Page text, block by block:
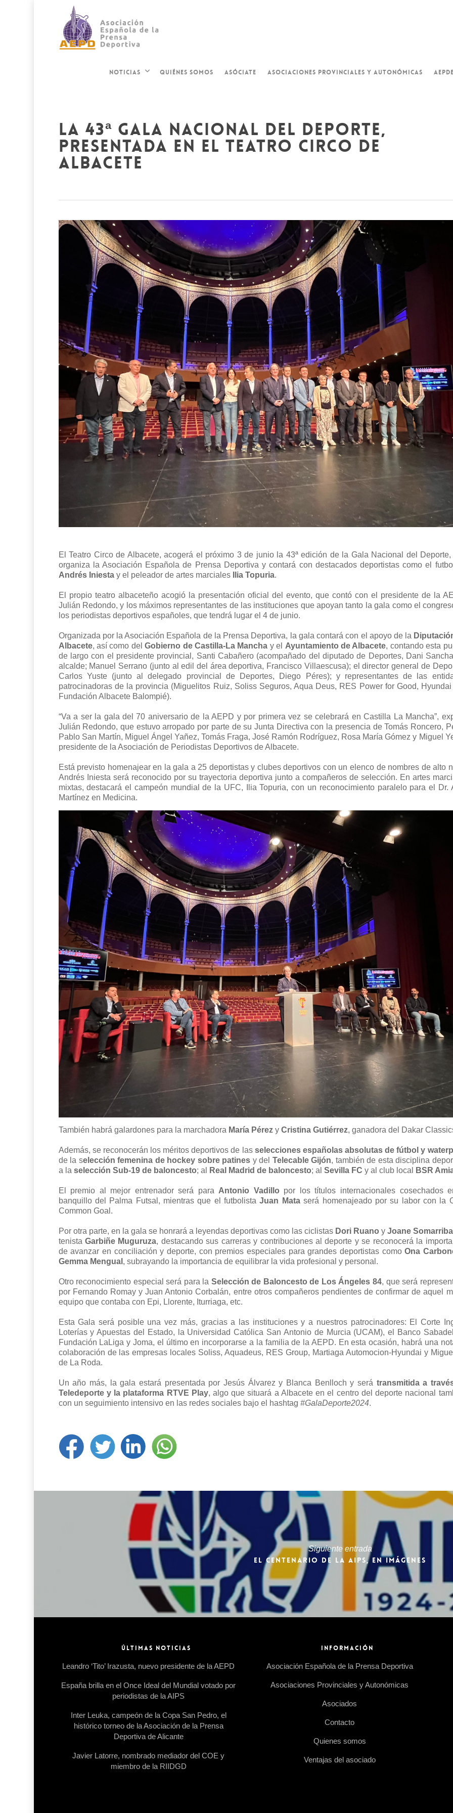
NOTICIAS QUIÉNES SOMOS ASÓCIATE ASOCIACIONES PROVINCIALES Y AUTONÓMICAS
la 43ª gala nacional del deporte,
presentada en el teatro circo de
albacete
El Teatro Circo de Albacete, acogerá el próximo 3 de junio la 43ª edición de la Gala Nacional del Deporte,
organiza la Asociación Española de Prensa Deportiva y contará con destacados deportistas como el
Andrés Iniestay el peleador de artes marciales Ilia Topuria.
El propio teatro albaceteño acogió la presentación oficial del evento, que contó con el presidente de la
Julián Redondo, y los máximos representantes de las instituciones que apoyan tanto la gala como el
los periodistas deportivos españoles, que tendrá lugar el 4 de junio.
Organizada por la Asociación Española de la Prensa Deportiva, la gala contará con el apoyo de la
Albacete, así como delGobierno de Castilla-La Mancha y el Ayuntamiento de Albacete, contando esta
de largo con el presidente provincial, Santi Cabañero (acompañado del diputado de Deportes, Dani
alcalde; Manuel Serrano (junto al edil del área deportiva, Francisco Villaescusa); el director general de
Carlos Yuste (junto al delegado provincial de Deportes, Diego Péres); y representantes de las
patrocinadoras de la provincia (Miguelitos Ruiz, Soliss Seguros, Aqua Deus, RES Power for Good,
Fundación Albacete Balompié).
“Va a ser la gala del 70 aniversario de la AEPD y por primera vez se celebrará en Castilla La Mancha”,
Julián Redondo, que estuvo arropado por parte de su Junta Directiva con la presencia de Tomás Roncero,
Pablo San Martín, Miguel Ángel Yañez, Tomás Fraga, José Ramón Rodríguez, Rosa María Gómez y Miguel
presidente de la Asociación de Periodistas Deportivos de Albacete.
Está previsto homenajear en la gala a 25 deportistas y clubes deportivos con un elenco de nombres de alto
Andrés Iniesta será reconocido por su trayectoria deportiva junto a compañeros de selección. En artes
mixtas, destacará el campeón mundial de la UFC, Ilia Topuria, con un reconocimiento paralelo para el Dr.
Martínez en Medicina.
También habrá galardones para la marchadora María Pérezy Cristina Gutiérrez, ganadora del Dakar
Además, se reconocerán los méritos deportivos de las selecciones españolas absolutas de fútbol y
de la selección femenina de hockey sobre patines y del Telecable Gijón, también de esta disciplina
a la selección Sub-19 de baloncesto; al Real Madrid de baloncesto; al Sevilla FC y al club local BSR
El premio al mejor entrenador será para Antonio Vadillo por los títulos internacionales cosechados
banquillo del Palma Futsal, mientras que el futbolistaJuan Mataserá homenajeado por su labor con la
Common Goal.
Por otra parte, en la gala se honrará a leyendas deportivas como las ciclistas Dori Ruano yJoane Somarriba
tenistaGarbiñe Muguruza, destacando sus carreras y contribuciones al deporte y se reconocerá la
de avanzar en conciliación y deporte, con premios especiales para grandes deportistas comoOna
Gemma Mengual , subrayando la importancia de equilibrar la vida profesional y personal.
Otro reconocimiento especial será para la Selección de Baloncesto de Los Ángeles 84, que será
por Fernando Romay y Juan Antonio Corbalán, entre otros compañeros pendientes de confirmar de aquel
equipo que contaba con Epi, Llorente, Iturriaga, etc.
Esta Gala será posible una vez más, gracias a las instituciones y a nuestros patrocinadores: El Corte
Loterías y Apuestas del Estado, la Universidad Católica San Antonio de Murcia (UCAM), el Banco
Fundación LaLiga y Joma, el último en incorporarse a la familia de la AEPD. En esta ocasión, habrá una
colaboración de las empresas locales Soliss, Aquadeus, RES Group, Martiaga Automocion-Hyundai y
de La Roda.
Un año más, la gala estará presentada por Jesús Álvarez y Blanca Benlloch y será transmitida a
Teledeporte y la plataforma RTVE Play, algo que situará a Albacete en el centro del deporte nacional
con un seguimiento intensivo en las redes sociales bajo el hashtag #GalaDeporte2024.
Siguiente entrada
EL CENTENARIO DE LA AIPS, EN IMÁGENES
ÚLTIMAS NOTICIAS
Leandro ‘Tito’ Irazusta, nuevo presidente de la AEPD
España brilla en el Once Ideal del Mundial votado por
periodistas de la AIPS
Inter Leuka, campeón de la Copa San Pedro, el
histórico torneo de la Asociación de la Prensa
Deportiva de Alicante
Javier Latorre, nombrado mediador del COE y
miembro de la RIIDGD
INFORMACIÓN
Asociación Española de la Prensa Deportiva
Asociaciones Provinciales y Autonómicas
Asociados
Contacto
Quienes somos
Ventajas del asociado